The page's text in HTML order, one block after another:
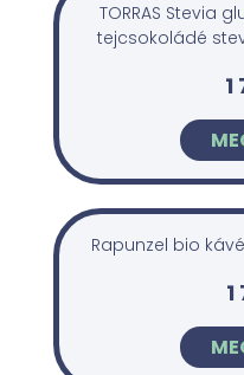
TORRAS Stevia
tejcsokoládé
1
Rapunzel bio